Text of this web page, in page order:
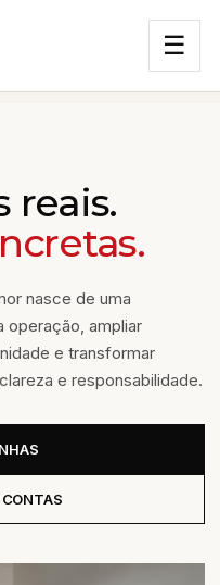
☰
reais.
nasce de uma
operação, ampliar
e transformar
e responsabilidade.
CONTAS